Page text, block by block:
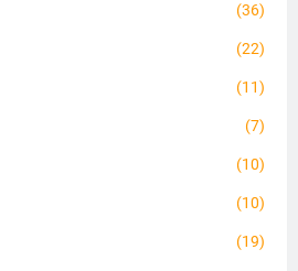
(36)
(22)
(11)
(7)
(10)
(10)
(19)